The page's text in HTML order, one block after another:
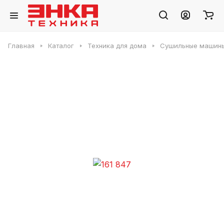
Главная Каталог Техника для дома Сушильные